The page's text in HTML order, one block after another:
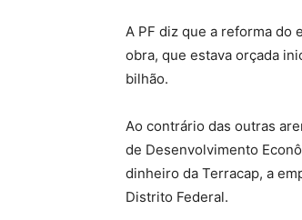
A PF diz que a reforma do
obra, que estava orçada
bilhão.
Ao contrário das outras
de Desenvolvimento
dinheiro da Terracap, a
Distrito Federal.